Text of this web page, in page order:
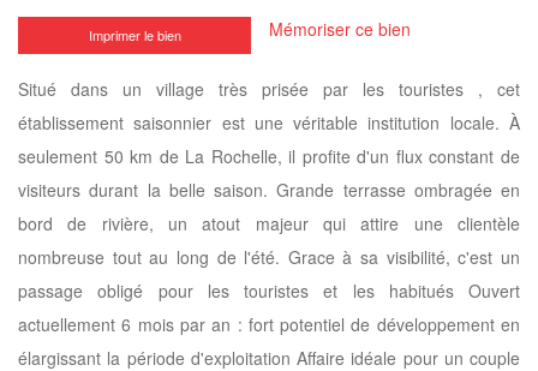
Imprimer le bien Mémoriser ce bien
Situé dans un village très prisée par les touristes , cet
établissement saisonnier est une véritable institution locale. À
seulement 50 km de La Rochelle, il profite d'un flux constant de
visiteurs durant la belle saison. Grande terrasse ombragée en
bord de rivière, un atout majeur qui attire une clientèle
nombreuse tout au long de l'été. Grace à sa visibilité, c'est un
passage obligé pour les touristes et les habitués Ouvert
actuellement 6 mois par an : fort potentiel de développement en
élargissant la période d'exploitation Affaire idéale pour un couple